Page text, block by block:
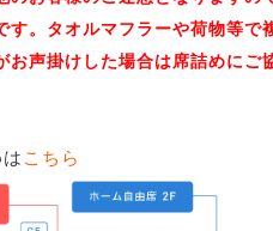
。タオルマフラーや荷物等で
声掛けした場合は席詰めにご
こちら